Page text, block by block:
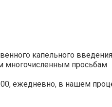
капельного введения
многочисленным просьбам
ежедневно, в нашем